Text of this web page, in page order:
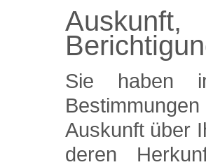
Sie haben
Auskunft über
deren